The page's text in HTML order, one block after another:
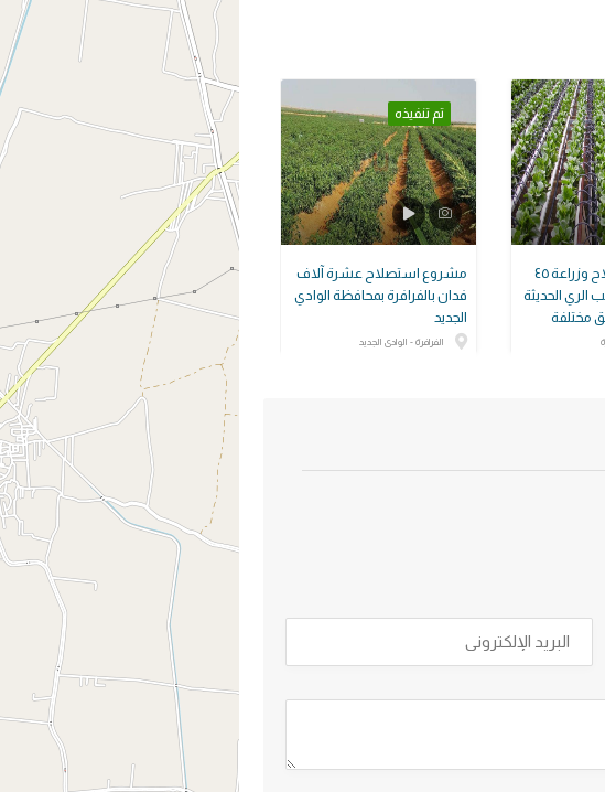
تم تنفيذه
مشروع استصلاح عشرة آلاف
فدان بالفرافرة بمحافظة الوادي
الجديد
الفرافرة - الوادى الجديد
تدشين واستصلاح وزراعة ٤٥
الري الحديثة
مختلفة